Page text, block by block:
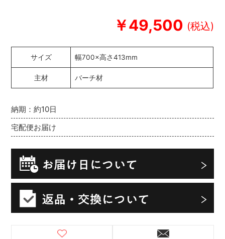
￥49,500
納期：約10日
宅配便お届け
サイズ 幅700×高さ413mm
主材 バーチ材